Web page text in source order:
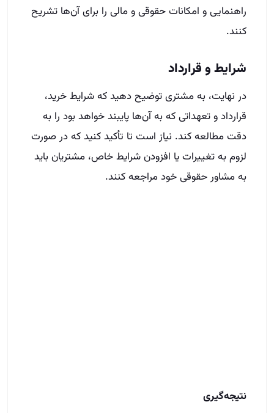
راهنمایی و امکانات حقوقی و مالی را برای آن‌ها تشریح
کنند.
شرایط و قرارداد
در نهایت، به مشتری توضیح دهید که شرایط خرید،
قرارداد و تعهداتی که به آن‌ها پایبند خواهد بود را به
دقت مطالعه کند. نیاز است تا تأکید کنید که در صورت
لزوم به تغییرات یا افزودن شرایط خاص، مشتریان باید
به مشاور حقوقی خود مراجعه کنند.
به مشتری انتقال دهند. این موارد کمک می‌کند تا